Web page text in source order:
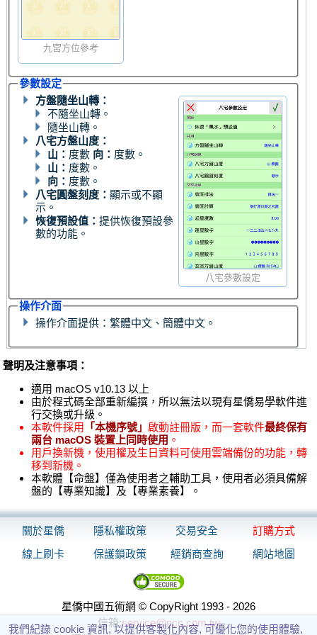
九宮方位參考
參數設定
八宅參數設定
方盤隨坐山轉：
不隨坐山轉。
隨坐山轉。
八宅方盤山度：
山： 度數 向： 度數。
山： 度數。
向： 度數。
八宅圓盤刻度：顯示或不顯
示。
恢復預設值：提供恢復預設參
數的功能。
操作介面
操作介面提供：繁體中文、簡體中文。
聲明及注意事項：
適用 macOS v10.13 以上
由於程式碼全部重新編撰，所以無法以現有星僑易學軟件進
行交換或升級。
本軟件採用
「本機序號」 啟動註冊版，而一套軟件最終保有
兩台 macOS 裝置上同時使用 。
用戶換新機，使用權及生日資料可使用雲端備份的功能，轉
移到新機。
本軟體【命盤】僅為使用者之輔助工具，使用者必須具備解
盤的【專業知識】及【專業素養】。
關於星僑 隱私權政策 交易安全
訂購方式
線上刷卡
保護鎖政策 經銷商查詢 網站地圖
星僑中國五術網 © CopyRight 1993 - 2026
信箱:service@ncc.com.tw
我們紀錄 cookie 資訊, 以提供客製化內容, 可優化您的使用體驗,